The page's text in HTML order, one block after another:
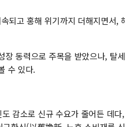
되고 홍해 위기까지 더해지면서,
동력으로 주목을 받았으나, 탈
수 있다.
감소로 신규 수요가 줄어든 데다